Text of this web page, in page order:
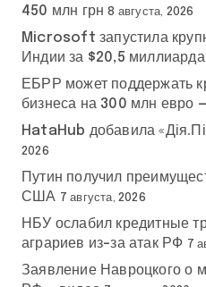
450 млн грн 8 августа, 2026
Microsoft запустила
Индии за $20,5 миллиарда
ЕБРР может поддержать
бизнеса на 300 млн евро
HataHub добавила
2026
Путин получил
США 7 августа, 2026
НБУ ослабил кредитные
аграриев из-за атак РФ 7
Заявление Навроцкого о